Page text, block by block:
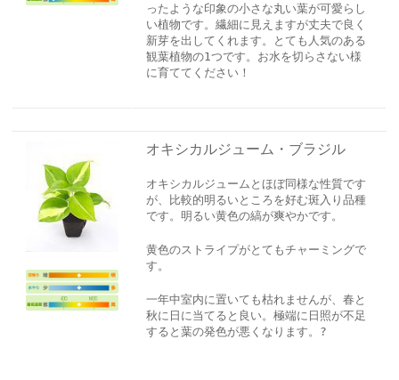
ったような印象の小さな丸い葉が可愛らし
い植物です。繊細に見えますが丈夫で良く
新芽を出してくれます。とても人気のある
観葉植物の1つです。お水を切らさない様
に育ててください！
オキシカルジューム・ブラジル
オキシカルジュームとほぼ同様な性質です
が、比較的明るいところを好む斑入り品種
です。明るい黄色の縞が爽やかです。
黄色のストライプがとてもチャーミングで
す。
一年中室内に置いても枯れませんが、春と
秋に日に当てると良い。極端に日照が不足
すると葉の発色が悪くなります。?